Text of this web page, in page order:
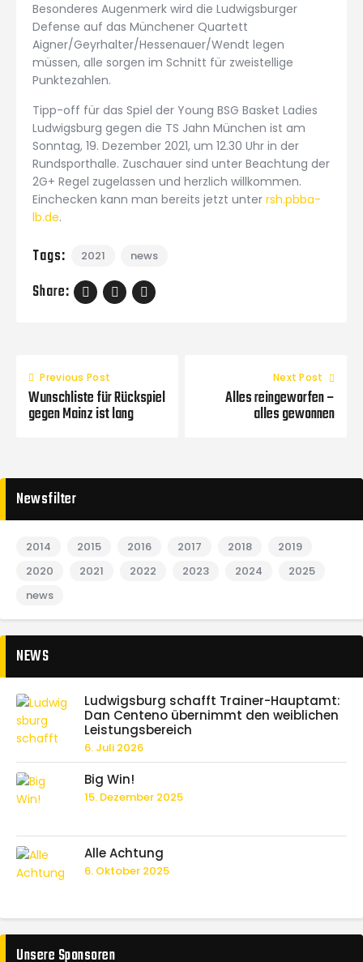
Besonderes Augenmerk wird die Ludwigsburger
Defense auf das Münchener Quartett
Aigner/Geyrhalter/Hessenauer/Wendt legen
müssen, alle sorgen im Schnitt für zweistellige
Punktezahlen.
Tipp-off für das Spiel der Young BSG Basket Ladies
Ludwigsburg gegen die TS Jahn München ist am
Sonntag, 19. Dezember 2021, um 12.30 Uhr in der
Rundsporthalle. Zuschauer sind unter Beachtung der
2G+ Regel zugelassen und herzlich willkommen.
Einchecken kann man bereits jetzt unter rsh.pbba-
lb.de.
Tags: 2021 news
Share:
Previous Post
Wunschliste für Rückspiel
gegen Mainz ist lang
Next Post
Alles reingeworfen –
alles gewonnen
Newsfilter
2014 2015 2016 2017 2018
2019
2020
2021 2022 2023 2024
2025
news
NEWS
Ludwigsburg schafft Trainer-Hauptamt:
Dan Centeno übernimmt den weiblichen
Leistungsbereich
6. Juli 2026
Big Win!
15. Dezember 2025
Alle Achtung
6. Oktober 2025
Unsere Sponsoren